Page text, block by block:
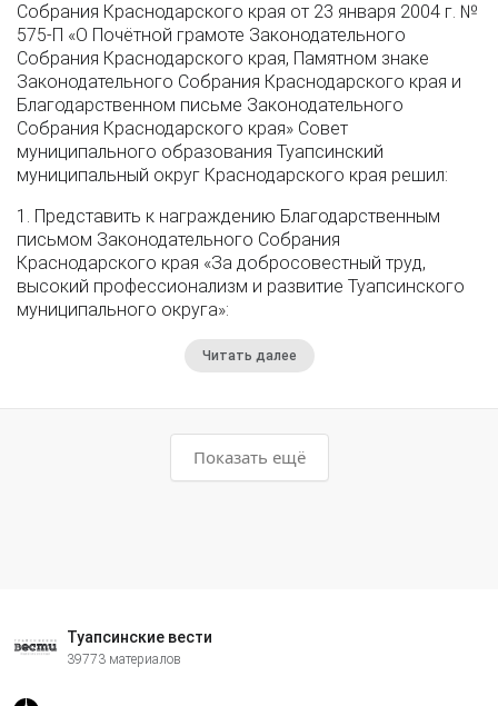
Собрания Краснодарского края от 23 января 2004 г. №
575-П «О Почётной грамоте Законодательного
Собрания Краснодарского края, Памятном знаке
Законодательного Собрания Краснодарского края и
Благодарственном письме Законодательного
Собрания Краснодарского края» Совет
муниципального образования Туапсинский
муниципальный округ Краснодарского края решил:
1. Представить к награждению Благодарственным
письмом Законодательного Собрания
Краснодарского края «За добросовестный труд,
высокий профессионализм и развитие Туапсинского
муниципального округа»:
Читать далее
Показать ещё
Туапсинские вести
39773 материалов